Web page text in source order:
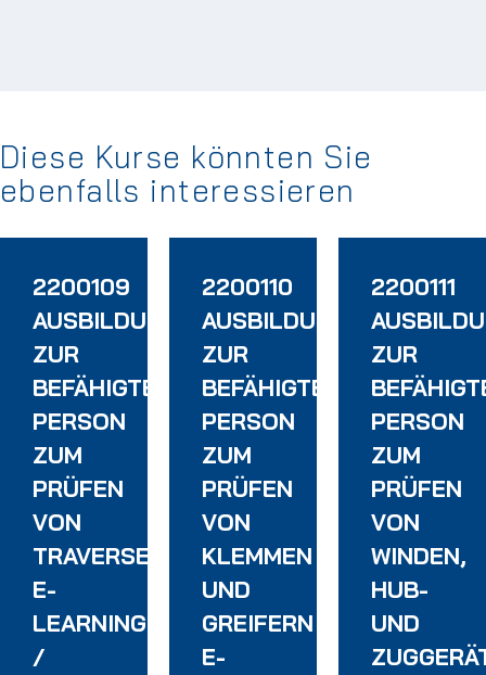
Diese Kurse könnten Sie
ebenfalls interessieren
2200109
AUSBILDUNG
ZUR
BEFÄHIGTEN
PERSON
ZUM
PRÜFEN
VON
TRAVERSEN
E-
LEARNING
/
2200110
AUSBILDUNG
ZUR
BEFÄHIGTEN
PERSON
ZUM
PRÜFEN
VON
KLEMMEN
UND
GREIFERN
E-
2200111
ZUR
PERSON
ZUM
PRÜFEN
VON
WINDEN,
HUB-
UND